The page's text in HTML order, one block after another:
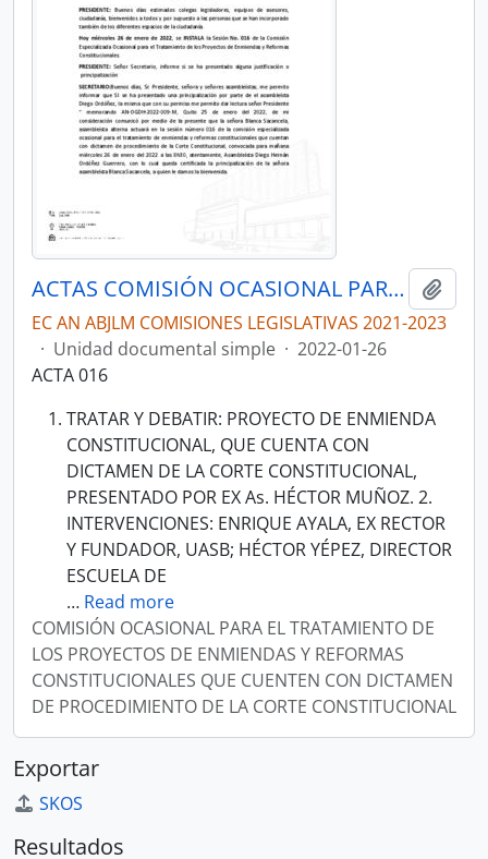
ACTAS COMISIÓN OCASIONAL PARA EL TRATAMIENTO DE LOS PROYECTOS DE ENMIENDAS Y REFORMAS CONSTITUCIONALES QUE CUENTEN CON DICTAMEN DE PROCEDIMIENTO DE LA CORTE CONSTITUCIONAL
EC AN ABJLM COMISIONES LEGISLATIVAS 2021-2023
· Unidad documental simple · 2022-01-26
ACTA 016
TRATAR Y DEBATIR: PROYECTO DE ENMIENDA
CONSTITUCIONAL, QUE CUENTA CON
DICTAMEN DE LA CORTE CONSTITUCIONAL,
PRESENTADO POR EX As. HÉCTOR MUÑOZ. 2.
INTERVENCIONES: ENRIQUE AYALA, EX RECTOR
Y FUNDADOR, UASB; HÉCTOR YÉPEZ, DIRECTOR
ESCUELA DE
… Read more
COMISIÓN OCASIONAL PARA EL TRATAMIENTO DE
LOS PROYECTOS DE ENMIENDAS Y REFORMAS
CONSTITUCIONALES QUE CUENTEN CON DICTAMEN
DE PROCEDIMIENTO DE LA CORTE CONSTITUCIONAL
Exportar
SKOS
Resultados